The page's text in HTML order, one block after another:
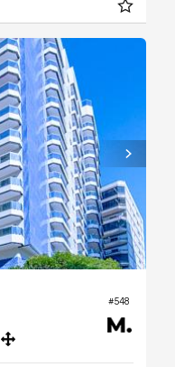
#548